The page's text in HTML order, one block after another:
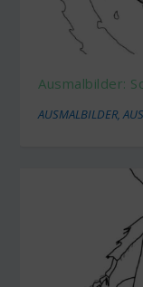
Ausmalbilder:
AUSMALBILDER,